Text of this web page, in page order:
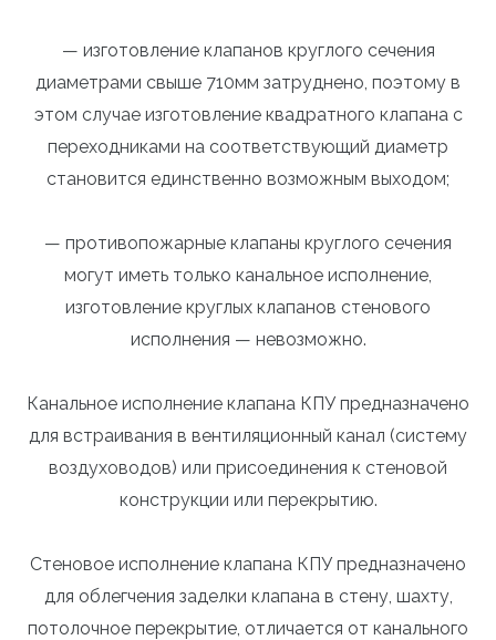
— изготовление клапанов круглого сечения
диаметрами свыше 710мм затруднено, поэтому в
этом случае изготовление квадратного клапана с
переходниками на соответствующий диаметр
становится единственно возможным выходом;
— противопожарные клапаны круглого сечения
могут иметь только канальное исполнение,
изготовление круглых клапанов стенового
исполнения — невозможно.
Канальное исполнение клапана КПУ предназначено
для встраивания в вентиляционный канал (систему
воздуховодов) или присоединения к стеновой
конструкции или перекрытию.
Стеновое исполнение клапана КПУ предназначено
для облегчения заделки клапана в стену, шахту,
потолочное перекрытие, отличается от канального